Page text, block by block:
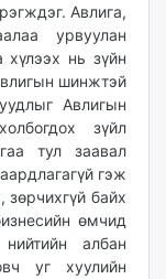
Авлига,
урвуулан
хүлээх нь зүйн
шинжтэй
Авлигын
зүйл
тул заавал
гэж
зөрчихгүй байх
өмчид
албан
уг хуулийн